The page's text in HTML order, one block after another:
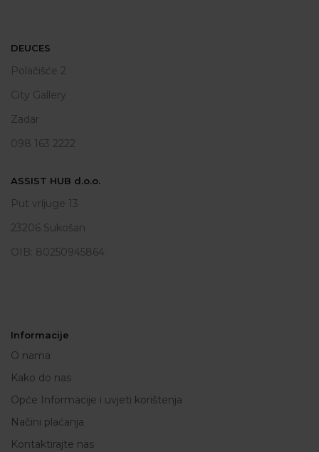
DEUCES
Polačišće 2
City Gallery
Zadar
098 163 2222
ASSIST HUB d.o.o.
Put vrljuge 13
23206 Sukošan
OIB: 80250945864
Informacije
O nama
Kako do nas
Opće Informacije i uvjeti korištenja
Načini plaćanja
Kontaktirajte nas